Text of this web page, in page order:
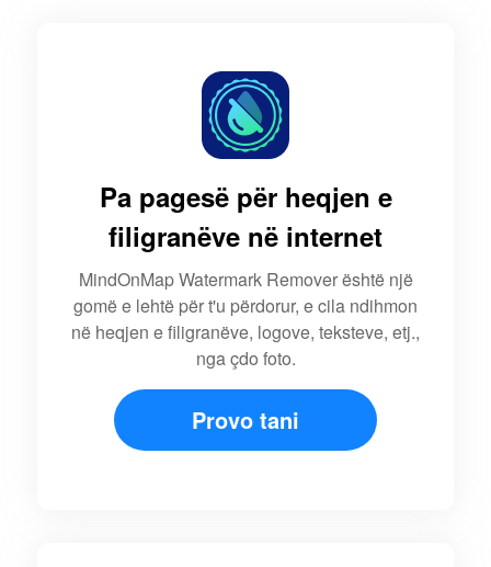
Pa pagesë për heqjen e
filigranëve në internet
MindOnMap Watermark Remover është një
gomë e lehtë për t'u përdorur, e cila ndihmon
në heqjen e filigranëve, logove, teksteve, etj.,
nga çdo foto.
Provo tani